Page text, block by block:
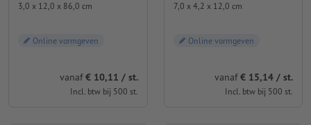
3,0 x 12,0 x 86,0 cm
Online vormgeven
vanaf€ 10,11 / st.
Incl. btw bij 500 st.
7,0 x 4,2 x 12,0 cm
Online vormgeven
vanaf€ 15,14 / st.
Incl. btw bij 500 st.